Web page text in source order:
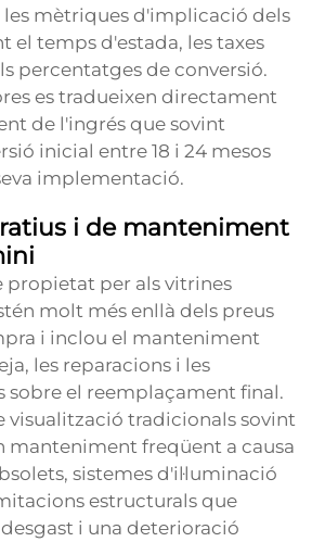
les mètriques d'implicació dels
el temps d'estada, les taxes
percentatges de conversió.
es tradueixen directament
de l'ingrés que sovint
inicial entre 18 i 24 mesos
implementació.
i de manteniment
propietat per als vitrines
molt més enllà dels preus
i inclou el manteniment
les reparacions i les
sobre el reemplaçament final.
visualització tradicionals sovint
manteniment freqüent a causa
sistemes d'il·luminació
estructurals que
i una deterioració